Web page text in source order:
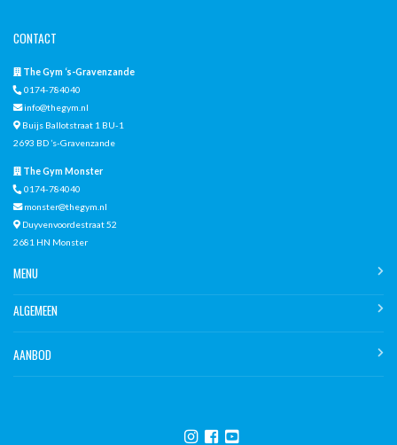
CONTACT
The Gym ‘s-Gravenzande
0174-784040
info@thegym.nl
Buijs Ballotstraat 1 BU-1
2693 BD ’s-Gravenzande
The Gym Monster
0174-784040
monster@thegym.nl
Duyvenvoordestraat 52
2681 HN Monster
MENU
ALGEMEEN
AANBOD